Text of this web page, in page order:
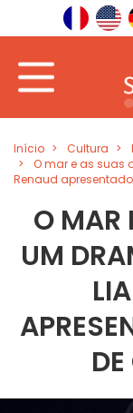
Início Cultura
O mar e as suas
Renaud
O MAR
UM